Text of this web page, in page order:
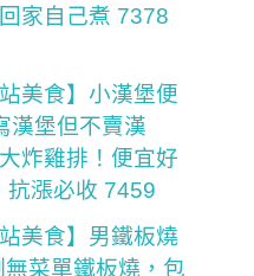
家自己煮 7378
美食】小漢堡便
漢堡但不賣漢
炸雞排！便宜好
抗漲必收 7459
美食】男鐵板燒
菜單鐵板燒，包